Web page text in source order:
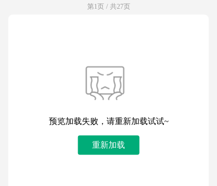
第1页 / 共27页
预览加载失败，请重新加载试试~
重新加载